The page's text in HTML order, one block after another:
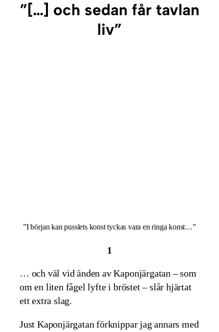
”[…] och sedan får tavlan
liv”
”I början kan pusslets konst tyckas vara en ringa konst…”
1
… och väl vid änden av Kaponjärgatan – som
om en liten fågel lyfte i bröstet – slår hjärtat
ett extra slag.
Just Kaponjärgatan förknippar jag annars med